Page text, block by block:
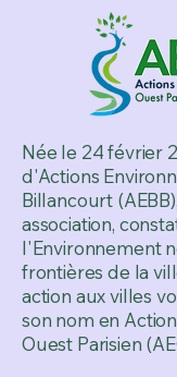
Née le 24 février
d'Actions
Billancourt
association,
l'Environnement
frontières de la
action aux villes
son nom en
Ouest Parisien